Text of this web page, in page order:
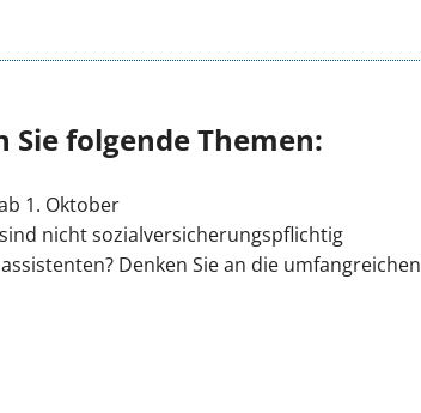
Sie folgende Themen:
1. Oktober
nicht sozialversicherungspflichtig
Denken Sie an die umfangreichen